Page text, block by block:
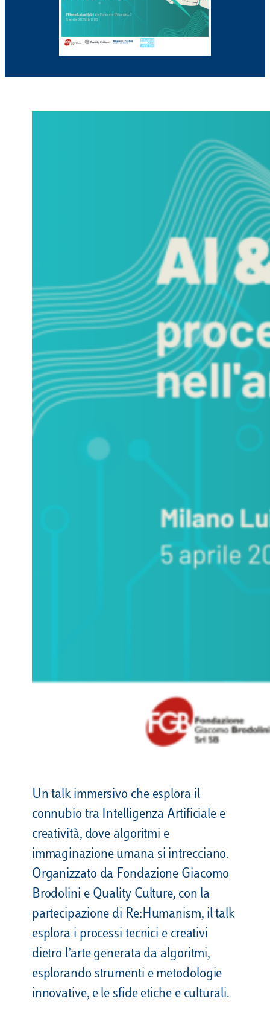
Un talk immersivo che esplora il
connubio tra Intelligenza Artificiale e
creatività, dove algoritmi e
immaginazione umana si intrecciano.
Organizzato da Fondazione Giacomo
Brodolini e Quality Culture, con la
partecipazione di Re:Humanism, il talk
esplora i processi tecnici e creativi
dietro l’arte generata da algoritmi,
esplorando strumenti e metodologie
innovative, e le sfide etiche e culturali.